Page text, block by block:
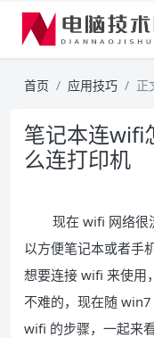
首页 应用技巧 正
笔记本连wifi
么连打印机
现在 wifi 网络很
以方便笔记本或者手
想要连接 wifi 来使用
不难的，现在随
wifi 的步骤，一起来看